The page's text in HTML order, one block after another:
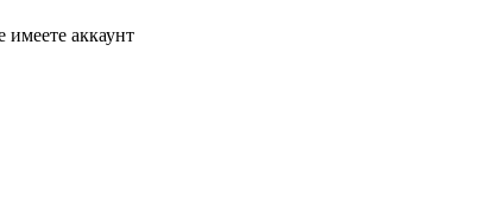
имеете аккаунт